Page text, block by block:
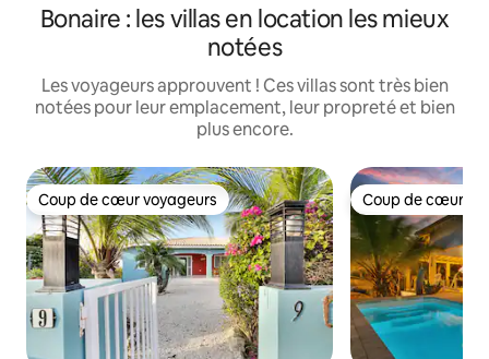
Bonaire : les villas en location les mieux
notées
Les voyageurs approuvent ! Ces villas sont très bien
notées pour leur emplacement, leur propreté et bien
plus encore.
Coup de cœur voyageurs
Coup de cœur voyageurs Coup de cœur
Coup de cœur